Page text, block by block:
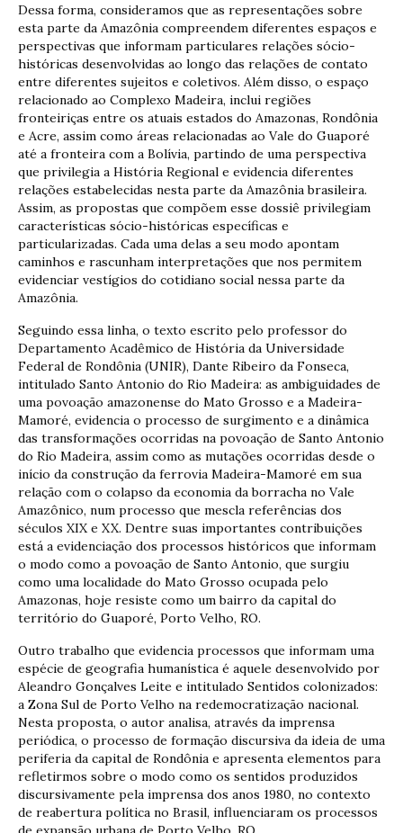
Dessa forma, consideramos que as representações sobre
esta parte da Amazônia compreendem diferentes espaços e
perspectivas que informam particulares relações sócio-
históricas desenvolvidas ao longo das relações de contato
entre diferentes sujeitos e coletivos. Além disso, o espaço
relacionado ao Complexo Madeira, inclui regiões
fronteiriças entre os atuais estados do Amazonas, Rondônia
e Acre, assim como áreas relacionadas ao Vale do Guaporé
até a fronteira com a Bolívia, partindo de uma perspectiva
que privilegia a História Regional e evidencia diferentes
relações estabelecidas nesta parte da Amazônia brasileira.
Assim, as propostas que compõem esse dossiê privilegiam
características sócio-históricas específicas e
particularizadas. Cada uma delas a seu modo apontam
caminhos e rascunham interpretações que nos permitem
evidenciar vestígios do cotidiano social nessa parte da
Amazônia.
Seguindo essa linha, o texto escrito pelo professor do
Departamento Acadêmico de História da Universidade
Federal de Rondônia (UNIR), Dante Ribeiro da Fonseca,
intitulado Santo Antonio do Rio Madeira: as ambiguidades de
uma povoação amazonense do Mato Grosso e a Madeira-
Mamoré, evidencia o processo de surgimento e a dinâmica
das transformações ocorridas na povoação de Santo Antonio
do Rio Madeira, assim como as mutações ocorridas desde o
início da construção da ferrovia Madeira-Mamoré em sua
relação com o colapso da economia da borracha no Vale
Amazônico, num processo que mescla referências dos
séculos XIX e XX. Dentre suas importantes contribuições
está a evidenciação dos processos históricos que informam
o modo como a povoação de Santo Antonio, que surgiu
como uma localidade do Mato Grosso ocupada pelo
Amazonas, hoje resiste como um bairro da capital do
território do Guaporé, Porto Velho, RO.
Outro trabalho que evidencia processos que informam uma
espécie de geografia humanística é aquele desenvolvido por
Aleandro Gonçalves Leite e intitulado Sentidos colonizados:
a Zona Sul de Porto Velho na redemocratização nacional.
Nesta proposta, o autor analisa, através da imprensa
periódica, o processo de formação discursiva da ideia de uma
periferia da capital de Rondônia e apresenta elementos para
refletirmos sobre o modo como os sentidos produzidos
discursivamente pela imprensa dos anos 1980, no contexto
de reabertura política no Brasil, influenciaram os processos